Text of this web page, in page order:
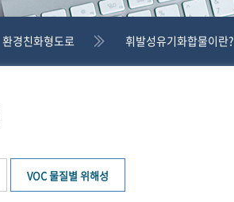
환경친화형도로 휘발성유기화합물이란?
VOC 물질별 위해성